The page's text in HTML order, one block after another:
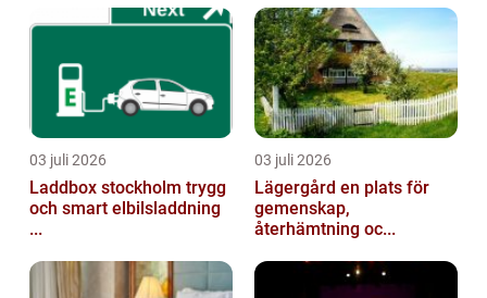
03 juli 2026
Laddbox stockholm trygg
och smart elbilsladdning
...
03 juli 2026
Lägergård en plats för
gemenskap,
återhämtning oc...